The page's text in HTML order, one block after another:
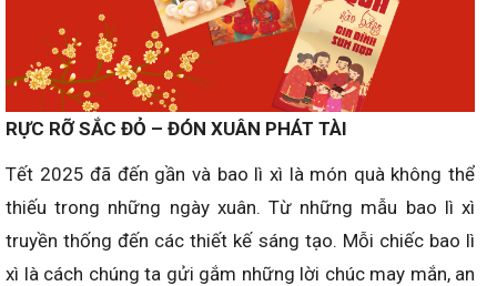
RỰC RỠ SẮC ĐỎ – ĐÓN XUÂN PHÁT TÀI
Tết 2025 đã đến gần và bao lì xì là món quà không thể
thiếu trong những ngày xuân. Từ những mẫu bao lì xì
truyền thống đến các thiết kế sáng tạo. Mỗi chiếc bao lì
xì là cách chúng ta gửi gắm những lời chúc may mắn, an